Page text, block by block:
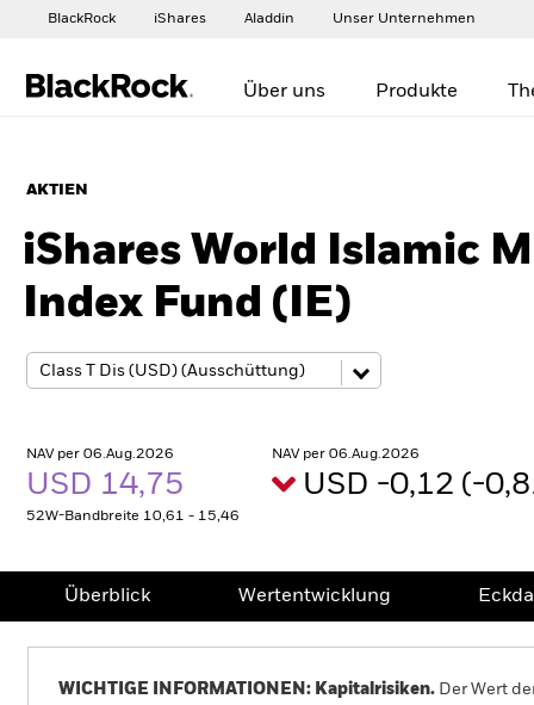
BlackRock iShares Aladdin Unser Unternehmen
Über uns Produkte
AKTIEN
iShares World Islamic
Index Fund (IE)
NAV per 06.Aug.2026
USD 14,75
52W-Bandbreite 10,61 - 15,46
NAV per 06.Aug.2026
USD -0,12 (-
Überblick Wertentwicklung
WICHTIGE INFORMATIONEN: Kapitalrisiken. Der Wert